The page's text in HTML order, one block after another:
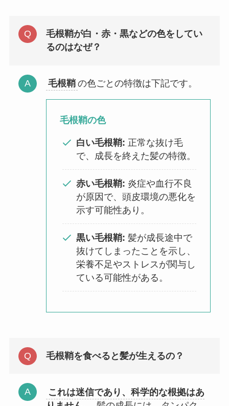
毛根鞘が白・赤・黒などの色をしてい
るのはなぜ？
毛根鞘 の色ごとの特徴は下記です。
毛根鞘の色
白い毛根鞘: 正常な抜け毛
で、成長を終えた髪の特徴。
赤い毛根鞘: 炎症や血行不良
が原因で、頭皮環境の悪化を
示す可能性あり。
黒い毛根鞘: 髪が成長途中で
抜けてしまったことを示し、
栄養不足やストレスが関与し
ている可能性がある。
毛根鞘を食べると髪が生えるの？
これは迷信であり、科学的な根拠はあ